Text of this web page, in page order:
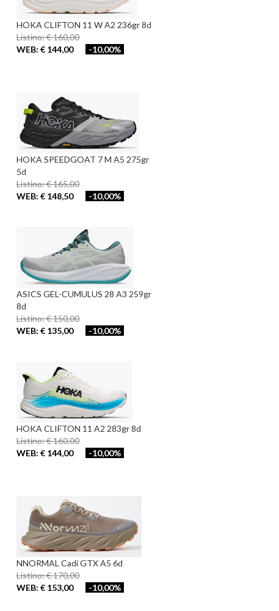
HOKA CLIFTON 11 W A2 236gr 8d
Listino: € 160,00
WEB: € 144,00
-10,00%
HOKA SPEEDGOAT 7 M A5 275gr
5d
Listino: € 165,00
WEB: € 148,50
-10,00%
ASICS GEL-CUMULUS 28 A3 259gr
8d
Listino: € 150,00
WEB: € 135,00
-10,00%
HOKA CLIFTON 11 A2 283gr 8d
Listino: € 160,00
WEB: € 144,00
-10,00%
NNORMAL Cadí GTX A5 6d
Listino: € 170,00
WEB: € 153,00
-10,00%